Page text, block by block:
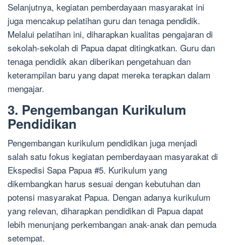
Selanjutnya, kegiatan pemberdayaan masyarakat ini
juga mencakup pelatihan guru dan tenaga pendidik.
Melalui pelatihan ini, diharapkan kualitas pengajaran di
sekolah-sekolah di Papua dapat ditingkatkan. Guru dan
tenaga pendidik akan diberikan pengetahuan dan
keterampilan baru yang dapat mereka terapkan dalam
mengajar.
3. Pengembangan Kurikulum
Pendidikan
Pengembangan kurikulum pendidikan juga menjadi
salah satu fokus kegiatan pemberdayaan masyarakat di
Ekspedisi Sapa Papua #5. Kurikulum yang
dikembangkan harus sesuai dengan kebutuhan dan
potensi masyarakat Papua. Dengan adanya kurikulum
yang relevan, diharapkan pendidikan di Papua dapat
lebih menunjang perkembangan anak-anak dan pemuda
setempat.